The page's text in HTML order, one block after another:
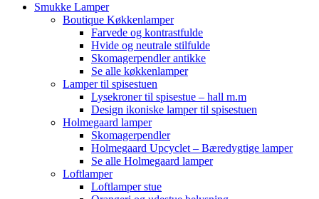
Smukke Lamper
Boutique Køkkenlamper
Farvede og kontrastfulde
Hvide og neutrale stilfulde
Skomagerpendler antikke
Se alle køkkenlamper
Lamper til spisestuen
Lysekroner til spisestue – hall m.m
Design ikoniske lamper til spisestuen
Holmegaard lamper
Skomagerpendler
Holmegaard Upcyclet – Bæredygtige lamper
Se alle Holmegaard lamper
Loftlamper
Loftlamper stue